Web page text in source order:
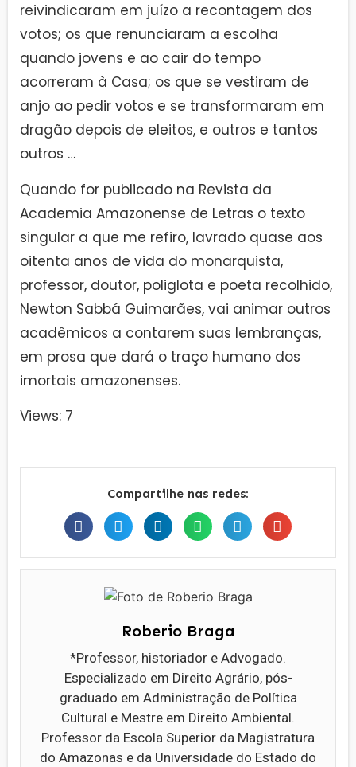
reivindicaram em juízo a recontagem dos
votos; os que renunciaram a escolha
quando jovens e ao cair do tempo
acorreram à Casa; os que se vestiram de
anjo ao pedir votos e se transformaram em
dragão depois de eleitos, e outros e tantos
outros …
Quando for publicado na Revista da
Academia Amazonense de Letras o texto
singular a que me refiro, lavrado quase aos
oitenta anos de vida do monarquista,
professor, doutor, poliglota e poeta recolhido,
Newton Sabbá Guimarães, vai animar outros
acadêmicos a contarem suas lembranças,
em prosa que dará o traço humano dos
imortais amazonenses.
Views: 7
Compartilhe nas redes:
Roberio Braga
*Professor, historiador e Advogado.
Especializado em Direito Agrário, pós-
graduado em Administração de Política
Cultural e Mestre em Direito Ambiental.
Professor da Escola Superior da Magistratura
do Amazonas e da Universidade do Estado do